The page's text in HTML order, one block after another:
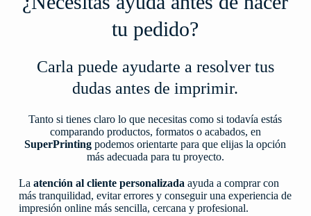
tu pedido?
Carla puede ayudarte a resolver tus
dudas antes de imprimir.
Tanto si tienes claro lo que necesitas como si todavía estás
comparando productos, formatos o acabados, en
SuperPrinting podemos orientarte para que elijas la opción
más adecuada para tu proyecto.
La atención al cliente personalizadaayuda a comprar con
más tranquilidad, evitar errores y conseguir una experiencia de
impresión online más sencilla, cercana y profesional.